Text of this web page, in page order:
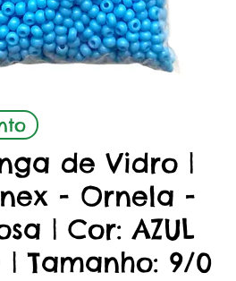
Aperçu rapide
de Vidro |
- Ornela -
| Cor: AZUL
| Tamanho: 9/0